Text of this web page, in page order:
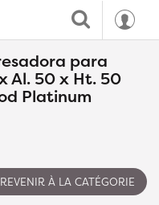
para
Al. 50 x Ht. 50
Platinum
À LA CATÉGORIE